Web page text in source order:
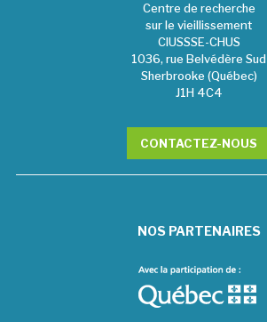
Centre de recherche
sur le vieillissement
CIUSSSE-CHUS
1036, rue Belvédère Sud
Sherbrooke (Québec)
J1H 4C4
CONTACTEZ-NOUS
NOS PARTENAIRES